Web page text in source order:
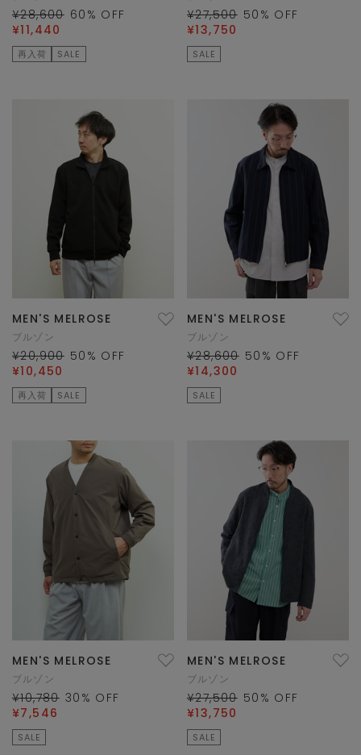
¥28,600 60 % OFF
¥11,440
再入荷 SALE
¥27,500 50 % OFF
¥13,750
SALE
MEN'S MELROSE
ブルゾン
¥20,900 50 % OFF
¥10,450
再入荷 SALE
MEN'S MELROSE
ブルゾン
¥28,600 50 % OFF
¥14,300
SALE
MEN'S MELROSE
ブルゾン
¥10,780 30 % OFF
¥7,546
SALE
MEN'S MELROSE
ブルゾン
¥27,500 50 % OFF
¥13,750
SALE